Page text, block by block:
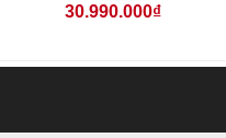
30.990.000₫